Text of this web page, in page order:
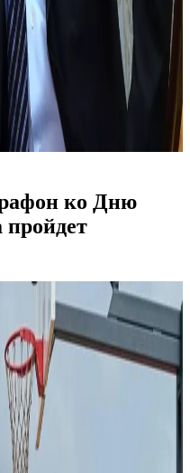
ко Дню
пройдет